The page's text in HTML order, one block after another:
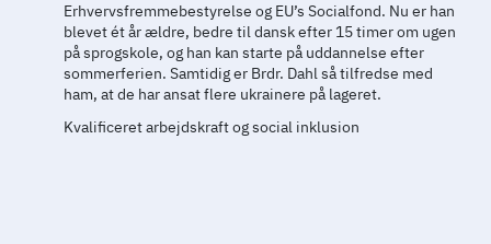
Erhvervsfremmebestyrelse og EU’s Socialfond. Nu er han
blevet ét år ældre, bedre til dansk efter 15 timer om ugen
på sprogskole, og han kan starte på uddannelse efter
sommerferien. Samtidig er Brdr. Dahl så tilfredse med
ham, at de har ansat flere ukrainere på lageret.
Kvalificeret arbejdskraft og social inklusion